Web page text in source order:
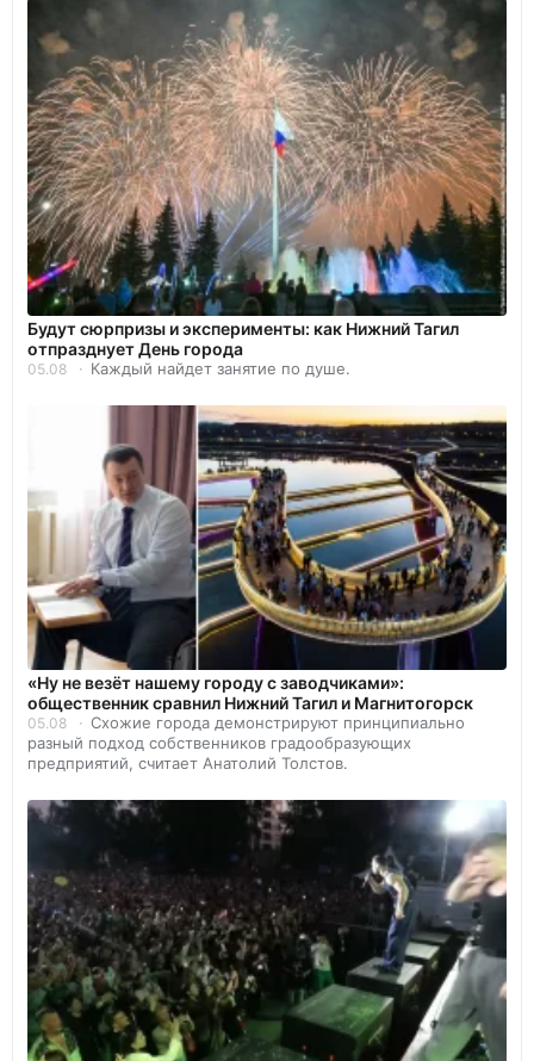
Будут сюрпризы и эксперименты: как Нижний Тагил
отпразднует День города
05.08 Каждый найдет занятие по душе.
«Ну не везёт нашему городу с заводчиками»:
общественник сравнил Нижний Тагил и Магнитогорск
05.08
Схожие города демонстрируют принципиально
разный подход собственников градообразующих
предприятий, считает Анатолий Толстов.